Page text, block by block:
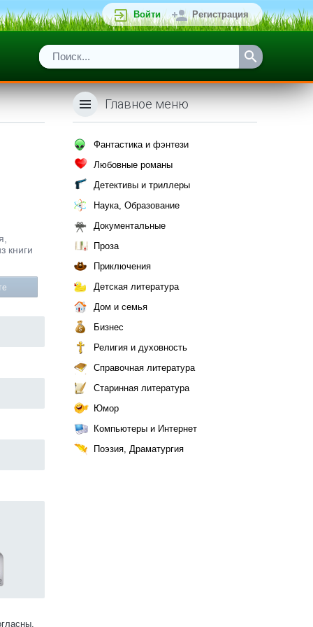
Войти Регистрация
книги
Главное меню
Фантастика и фэнтези
Любовные романы
Детективы и триллеры
Наука, Образование
Документальные
Проза
Приключения
Детская литература
Дом и семья
Бизнес
Религия и духовность
Справочная литература
Старинная литература
Юмор
Компьютеры и Интернет
Поэзия, Драматургия